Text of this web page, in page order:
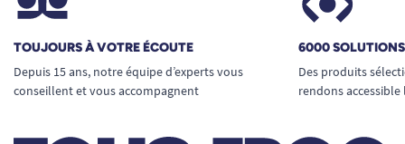
TOUJOURS À VOTRE ÉCOUTE
Depuis 15 ans, notre équipe d’experts vous
conseillent et vous accompagnent
6000
Des produits
rendons